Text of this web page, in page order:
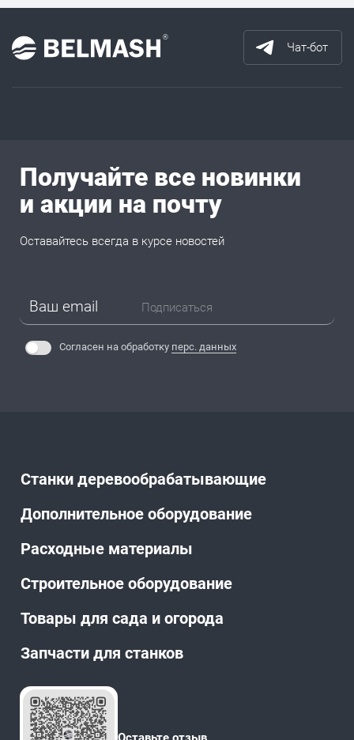
Чат-бот
Станки деревообрабатывающие
Дополнительное оборудование
Расходные материалы
Строительное оборудование
Товары для сада и огорода
Запчасти для станков
Получайте все новинки
и акции на почту
Оставайтесь всегда в курсе новостей
Подписаться
Согласен на обработку перс. данных